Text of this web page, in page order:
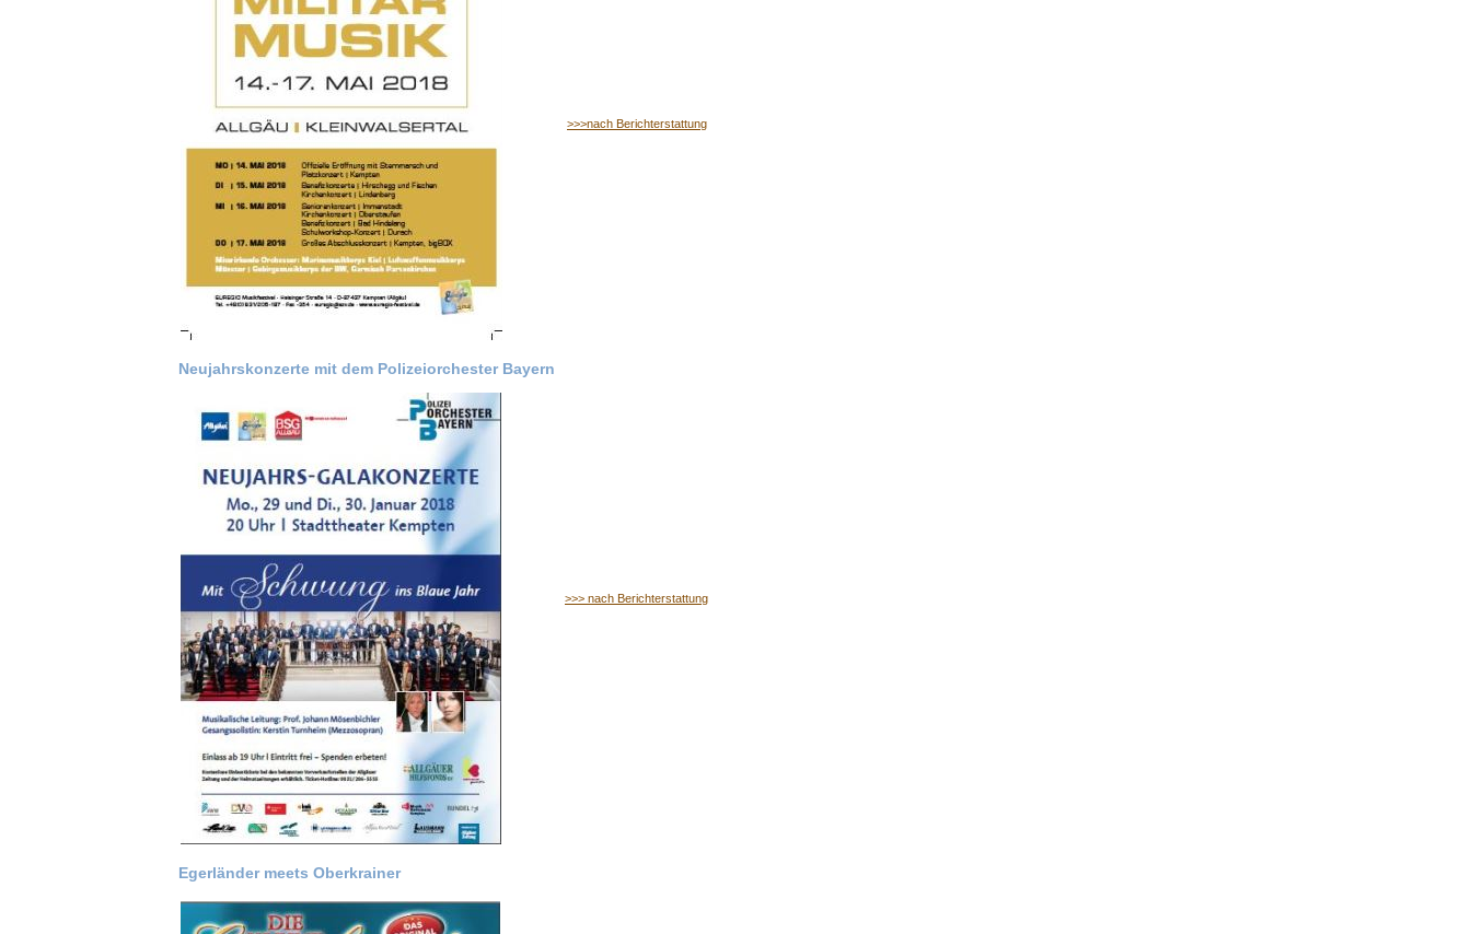
>>>nach Berichterstattung
Neujahrskonzerte mit dem Polizeiorchester Bayern
>>> nach Berichterstattung
Egerländer meets Oberkrainer